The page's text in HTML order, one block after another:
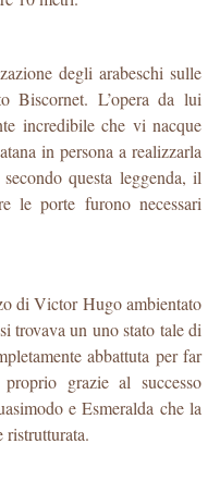
degli arabeschi sulle
Biscornet. L’opera da lui
incredibile che vi nacque
in persona a realizzarla
questa leggenda, il
le porte furono necessari
di Victor Hugo ambientato
trovava un uno stato tale di
abbattuta per far
grazie al successo
e Esmeralda che la
ristrutturata.